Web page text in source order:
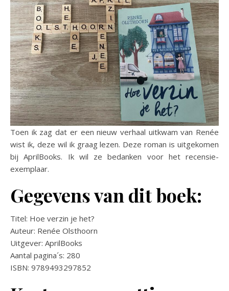
Toen ik zag dat er een nieuw verhaal uitkwam van Renée
wist ik, deze wil ik graag lezen. Deze roman is uitgekomen
bij AprilBooks. Ik wil ze bedanken voor het recensie-
exemplaar.
Gegevens van dit boek:
Titel: Hoe verzin je het?
Auteur: Renée Olsthoorn
Uitgever: AprilBooks
Aantal pagina´s: 280
ISBN: 9789493297852